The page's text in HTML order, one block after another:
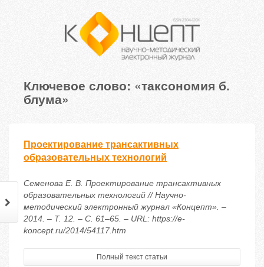
Ключевое слово: «таксономия б.
блума»
Проектирование трансактивных
образовательных технологий
Семенова Е. В. Проектирование трансактивных
образовательных технологий // Научно-
методический электронный журнал «Концепт». –
2014. – Т. 12. – С. 61–65. – URL: https://e-
koncept.ru/2014/54117.htm
Полный текст статьи